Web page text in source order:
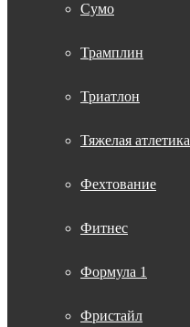
Сумо
Трамплин
Триатлон
Тяжелая атлетика
Фехтование
Фитнес
Формула 1
Фристайл